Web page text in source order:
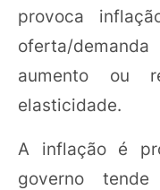
provoca
oferta/
aumento ou
elasticidade.
A inflação é
governo